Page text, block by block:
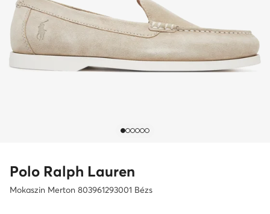
Polo Ralph Lauren
Mokaszin Merton 803961293001 Bézs